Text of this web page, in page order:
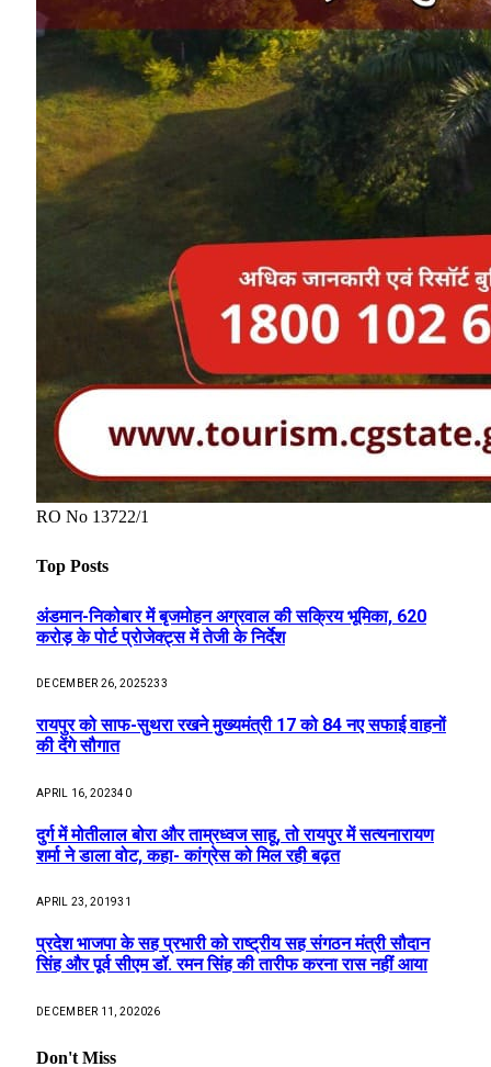
RO No 13722/1
Top Posts
अंडमान-निकोबार में बृजमोहन अग्रवाल की सक्रिय भूमिका, 620
करोड़ के पोर्ट प्रोजेक्ट्स में तेजी के निर्देश
DECEMBER 26, 2025233
रायपुर को साफ-सुथरा रखने मुख्यमंत्री 17 को 84 नए सफाई वाहनों
की देंगे सौगात
APRIL 16, 202340
दुर्ग में मोतीलाल बोरा और ताम्रध्वज साहू, तो रायपुर में सत्यनारायण
शर्मा ने डाला वोट, कहा- कांग्रेस को मिल रही बढ़त
APRIL 23, 201931
प्रदेश भाजपा के सह प्रभारी को राष्ट्रीय सह संगठन मंत्री सौदान
सिंह और पूर्व सीएम डॉ. रमन सिंह की तारीफ करना रास नहीं आया
DECEMBER 11, 202026
Don't Miss